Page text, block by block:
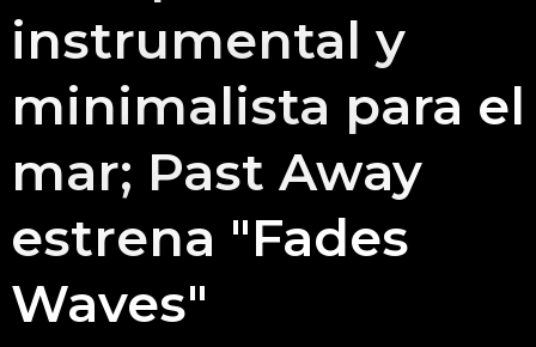
instrumental y
minimalista para el
mar; Past Away
estrena "Fades
Waves"